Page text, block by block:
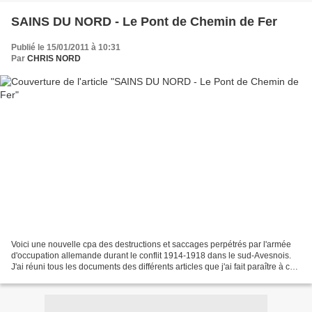
SAINS DU NORD - Le Pont de Chemin de Fer
Publié le 15/01/2011 à 10:31
Par CHRIS NORD
Voici une nouvelle cpa des destructions et saccages perpétrés par l'armée
d'occupation allemande durant le conflit 1914-1918 dans le sud-Avesnois.
J'ai réuni tous les documents des différents articles que j'ai fait paraître à ce